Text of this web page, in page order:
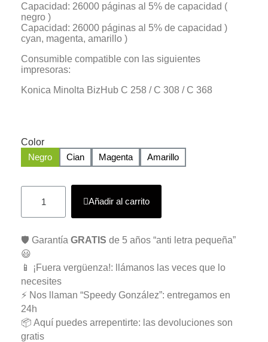
Capacidad: 26000 páginas al 5% de capacidad (
negro )
Capacidad: 26000 páginas al 5% de capacidad )
cyan, magenta, amarillo )
Consumible compatible con las siguientes
impresoras:
Konica Minolta BizHub C 258 / C 308 / C 368
Color
Negro
Cian Magenta Amarillo
Añadir al carrito
🛡️ Garantía GRATIS de 5 años “anti letra pequeña”
😃
📱 ¡Fuera vergüenza!: llámanos las veces que lo
necesites
⚡ Nos llaman “Speedy González”: entregamos en
24h
📦 Aquí puedes arrepentirte: las devoluciones son
gratis